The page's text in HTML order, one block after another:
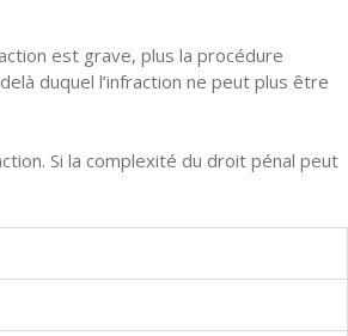
est grave, plus la procédure
duquel l’infraction ne peut plus être
Si la complexité du droit pénal peut